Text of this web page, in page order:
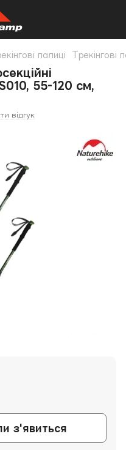
палиці Трекінгові
55-120 см,
відгук
з'явиться